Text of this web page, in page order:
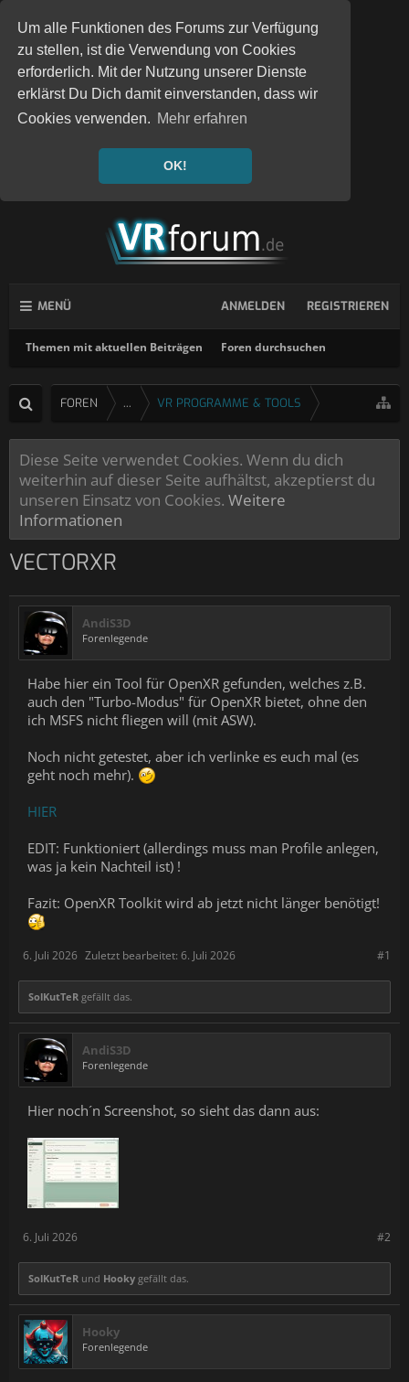
Um alle Funktionen des Forums zur Verfügung
zu stellen, ist die Verwendung von Cookies
erforderlich. Mit der Nutzung unserer Dienste
erklärst Du Dich damit einverstanden, dass wir
Cookies verwenden. Mehr erfahren
OK!
MENÜ
Themen mit aktuellen Beiträgen Foren durchsuchen
ANMELDEN REGISTRIEREN
FOREN ... VR PROGRAMME & TOOLS
Diese Seite verwendet Cookies. Wenn du dich
weiterhin auf dieser Seite aufhältst, akzeptierst du
unseren Einsatz von Cookies. Weitere
Informationen
VECTORXR
AndiS3D
Forenlegende
Habe hier ein Tool für OpenXR gefunden, welches z.B.
auch den "Turbo-Modus" für OpenXR bietet, ohne den
ich MSFS nicht fliegen will (mit ASW).
Noch nicht getestet, aber ich verlinke es euch mal (es
geht noch mehr).
HIER
EDIT: Funktioniert (allerdings muss man Profile anlegen,
was ja kein Nachteil ist) !
Fazit: OpenXR Toolkit wird ab jetzt nicht länger benötigt!
#1
6. Juli 2026 Zuletzt bearbeitet: 6. Juli 2026
SolKutTeR gefällt das.
AndiS3D
Forenlegende
Hier noch´n Screenshot, so sieht das dann aus:
#2
6. Juli 2026
SolKutTeR und Hooky gefällt das.
Hooky
Forenlegende